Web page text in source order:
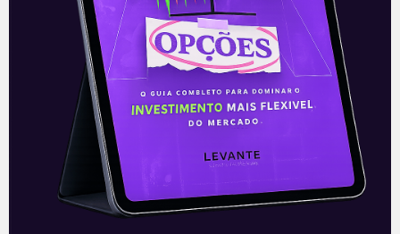
assinou um acordo para aquisição de
100% da Huon Aquaculture (“Huon”),
segunda maior
Leia mais
09/08/2021